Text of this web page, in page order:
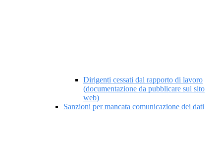
Dirigenti cessati dal rapporto di lavoro
(documentazione da pubblicare sul sito
web)
Sanzioni per mancata comunicazione dei dati